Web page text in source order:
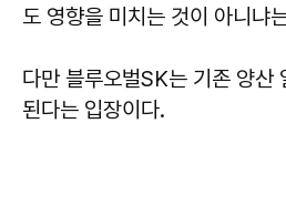
도 영향을 미치는 것이 아니냐
다만 블루오벌SK는 기존 양산
된다는 입장이다.